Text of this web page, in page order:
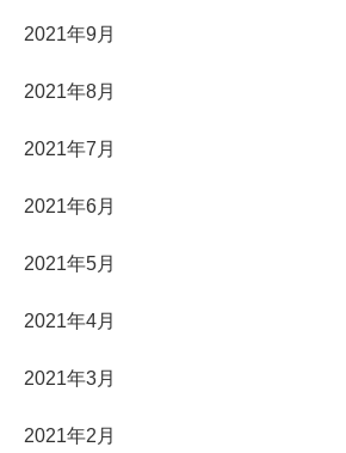
2021年9月
2021年8月
2021年7月
2021年6月
2021年5月
2021年4月
2021年3月
2021年2月